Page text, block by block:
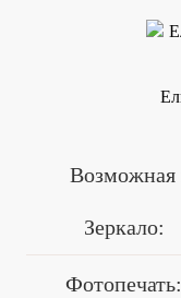
Возможная
Зеркало:
Фотопечать: